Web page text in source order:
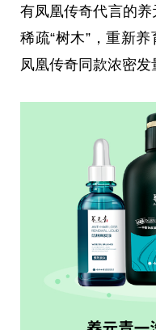
有凤凰传奇代言的
稀疏“树木”，重新
凤凰传奇同款浓密发